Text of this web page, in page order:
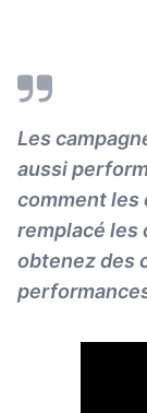
Les
aussi
comment les
remplacé les
obtenez des